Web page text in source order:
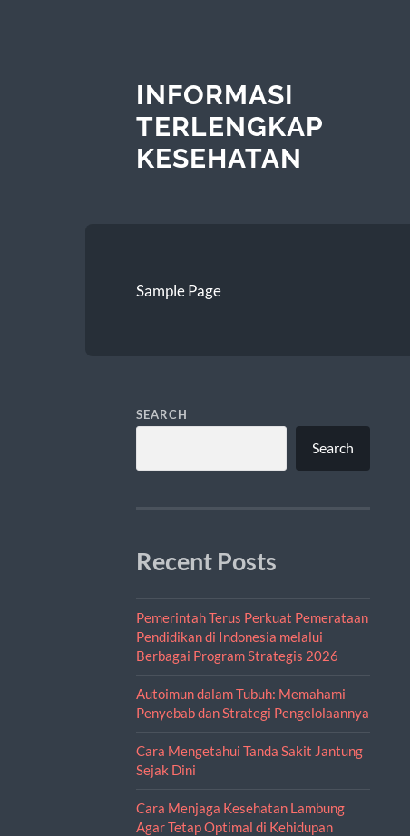
INFORMASI
TERLENGKAP
KESEHATAN
Sample Page
SEARCH
Search
Recent Posts
Pemerintah Terus Perkuat Pemerataan
Pendidikan di Indonesia melalui
Berbagai Program Strategis 2026
Autoimun dalam Tubuh: Memahami
Penyebab dan Strategi Pengelolaannya
Cara Mengetahui Tanda Sakit Jantung
Sejak Dini
Cara Menjaga Kesehatan Lambung
Agar Tetap Optimal di Kehidupan